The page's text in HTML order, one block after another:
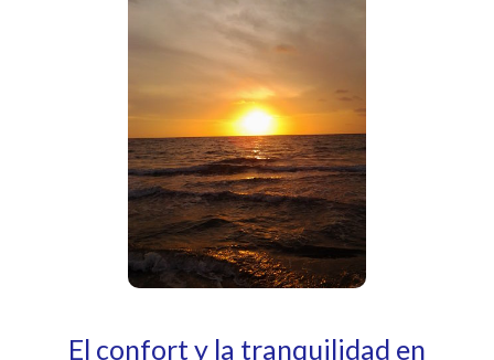
El confort y la tranquilidad en